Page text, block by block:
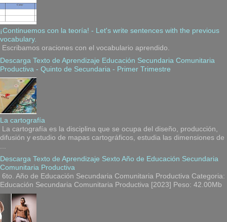
¡Continuemos con la teoría! - Let's write sentences with the previous
vocabulary.
Escribamos oraciones con el vocabulario aprendido.
Descarga Texto de Aprendizaje Educación Secundaria Comunitaria
Productiva - Quinto de Secundaria - Primer Trimestre
La cartografía
La cartografía es la disciplina que se ocupa del diseño, producción,
difusión y estudio de mapas cartográficos, estudia las dimensiones de
Descarga Texto de Aprendizaje Sexto Año de Educación Secundaria
Comunitaria Productiva
6to. Año de Educación Secundaria Comunitaria Productiva Categoria:
Educación Secundaria Comunitaria Productiva [2023] Peso: 42.00Mb